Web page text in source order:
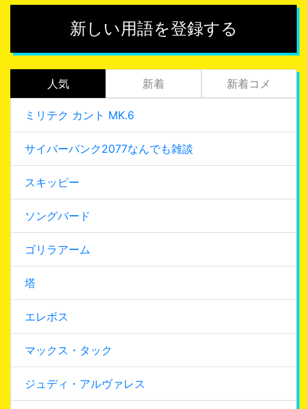
新しい用語を登録する
人気 新着 新着コメ
ミリテク カント MK.6
サイバーパンク2077なんでも雑談
スキッピー
ソングバード
ゴリラアーム
塔
エレボス
マックス・タック
ジュディ・アルヴァレス